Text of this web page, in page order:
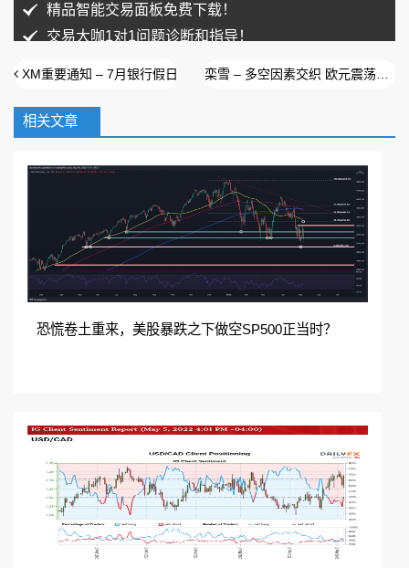
精品智能交易面板免费下载！
交易大咖1对1问题诊断和指导！
扫码加入QQ群免费领取
在线咨询 加入QQ群
XM重要通知 – 7月银行假日
相关文章
恐慌卷土重来，美股暴跌之下做空SP500正当时？